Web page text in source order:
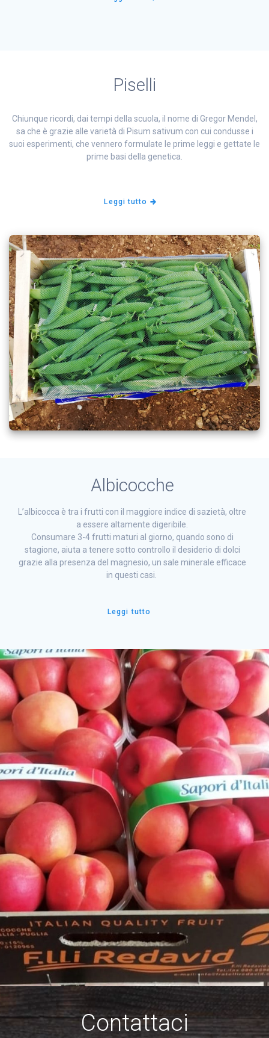
Piselli
Chiunque ricordi, dai tempi della scuola, il nome di Gregor Mendel,
sa che è grazie alle varietà di Pisum sativum con cui condusse i
suoi esperimenti, che vennero formulate le prime leggi e gettate le
prime basi della genetica.
Leggi tutto
Albicocche
L’albicocca è tra i frutti con il maggiore indice di sazietà, oltre
a essere altamente digeribile.
Consumare 3-4 frutti maturi al giorno, quando sono di
stagione, aiuta a tenere sotto controllo il desiderio di dolci
grazie alla presenza del magnesio, un sale minerale efficace
in questi casi.
Leggi tutto
Contattaci